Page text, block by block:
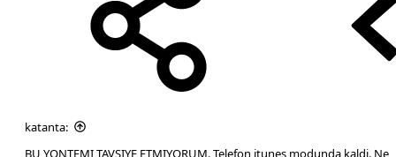
katanta:
BU YONTEMI TAVSIYE ETMIYORUM. Telefon itunes modunda kaldi. Ne